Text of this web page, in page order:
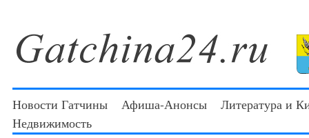
Новости Гатчины Афиша-Анонсы
Литература и
Недвижимость